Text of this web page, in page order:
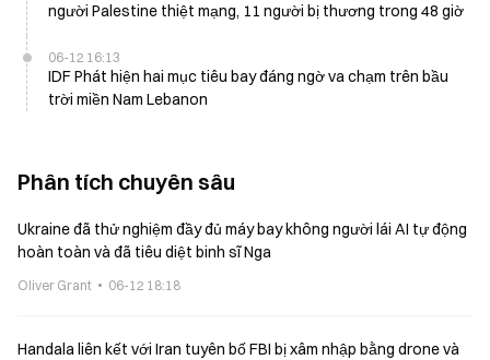
người Palestine thiệt mạng, 11 người bị thương trong 48 giờ
06-12 16:13
IDF Phát hiện hai mục tiêu bay đáng ngờ va chạm trên bầu
trời miền Nam Lebanon
Phân tích chuyên sâu
Ukraine đã thử nghiệm đầy đủ máy bay không người lái AI tự động
hoàn toàn và đã tiêu diệt binh sĩ Nga
Oliver Grant 06-12 18:18
Handala liên kết với Iran tuyên bố FBI bị xâm nhập bằng drone và